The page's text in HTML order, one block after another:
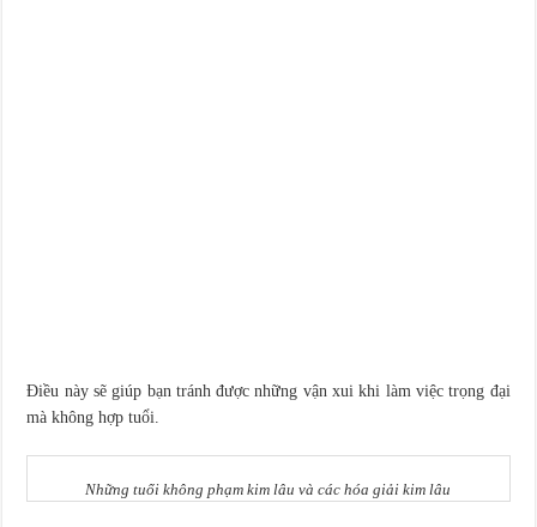
Điều này sẽ giúp bạn tránh được những vận xui khi làm việc trọng đại
mà không hợp tuổi.
Những tuổi không phạm kim lâu và các hóa giải kim lâu